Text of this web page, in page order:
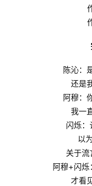
陈沁：
还是
阿穆：
我一
闪烁：
以
关于流
阿穆+闪烁
才看